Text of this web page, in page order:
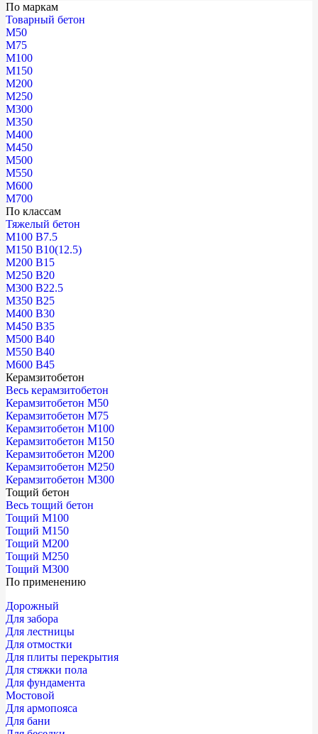
По маркам
Товарный бетон
М50
М75
М100
М150
М200
М250
М300
М350
М400
М450
М500
М550
М600
М700
По классам
Тяжелый бетон
М100 В7.5
М150 В10(12.5)
М200 В15
М250 В20
М300 В22.5
М350 В25
М400 В30
М450 В35
М500 В40
М550 В40
М600 В45
Керамзитобетон
Весь керамзитобетон
Керамзитобетон М50
Керамзитобетон М75
Керамзитобетон М100
Керамзитобетон М150
Керамзитобетон М200
Керамзитобетон М250
Керамзитобетон М300
Тощий бетон
Весь тощий бетон
Тощий М100
Тощий М150
Тощий М200
Тощий М250
Тощий М300
По применению
Дорожный
Для забора
Для лестницы
Для отмостки
Для плиты перекрытия
Для стяжки пола
Для фундамента
Мостовой
Для армопояса
Для бани